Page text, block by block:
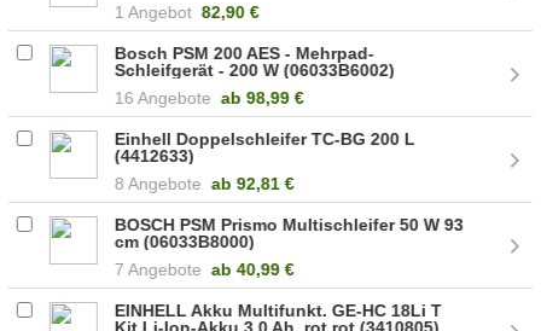
1 Angebot 82,90 €
Bosch PSM 200 AES - Mehrpad-
Schleifgerät - 200 W (06033B6002)
16 Angebote ab 98,99 €
Einhell Doppelschleifer TC-BG 200 L
(4412633)
8 Angebote ab 92,81 €
BOSCH PSM Prismo Multischleifer 50 W 93
cm (06033B8000)
7 Angebote ab40,99 €
EINHELL Akku Multifunkt. GE-HC 18Li T
Kit Li-Ion-Akku 3,0 Ah, rot rot (3410805)